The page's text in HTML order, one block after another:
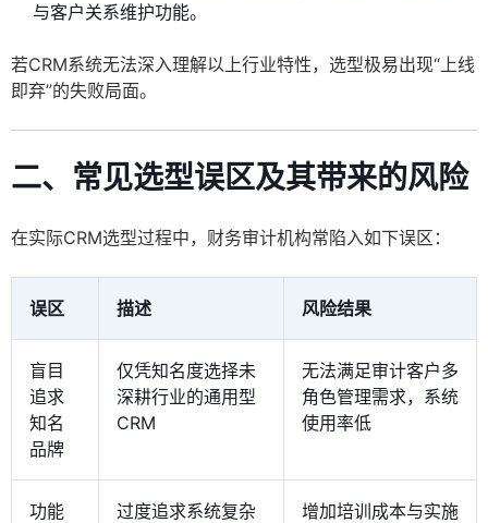
与客户关系维护功能。
若CRM系统无法深入理解以上行业特性，选型极易出现“上线
即弃”的失败局面。
二、常见选型误区及其带来的风险
在实际CRM选型过程中，财务审计机构常陷入如下误区：
误区 描述 风险结果
盲目
追求
知名
品牌
仅凭知名度选择未
深耕行业的通用型
CRM
无法满足审计客户多
角色管理需求，系统
使用率低
功能
过度追求系统复杂
增加培训成本与实施